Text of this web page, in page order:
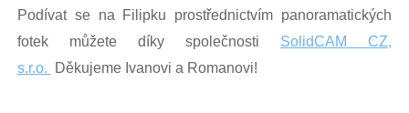
Podívat se na Filipku prostřednictvím panoramatických
fotek můžete díky společnosti SolidCAM CZ,
s.r.o.
Děkujeme Ivanovi a Romanovi!